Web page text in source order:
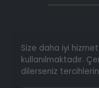
Size daha iyi
kullanılmaktadır.
dilerseniz